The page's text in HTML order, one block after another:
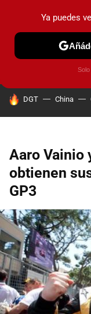
PRUEBAS
HOY SE HABLA DE
DGT China
Aaro Vainio
obtienen
GP3
Ya puedes